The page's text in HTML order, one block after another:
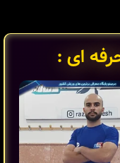
ای :